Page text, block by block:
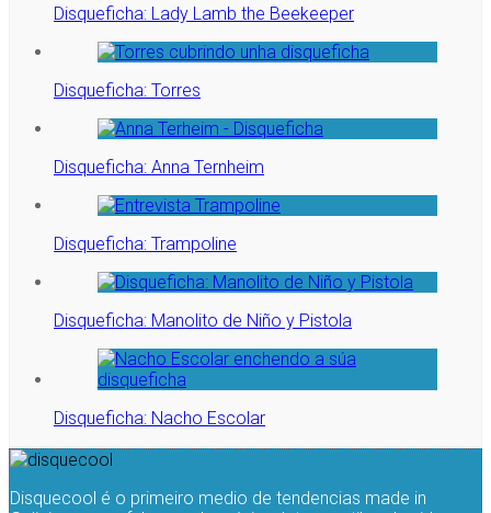
Disqueficha: Lady Lamb the Beekeeper
Disqueficha: Torres
Disqueficha: Anna Ternheim
Disqueficha: Trampoline
Disqueficha: Manolito de Niño y Pistola
Disqueficha: Nacho Escolar
Disquecool é o primeiro medio de tendencias made in